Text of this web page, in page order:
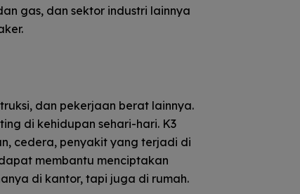
gas, dan sektor industri lainnya
dan pekerjaan berat lainnya.
di kehidupan sehari-hari. K3
cedera, penyakit yang terjadi di
membantu menciptakan
di kantor, tapi juga di rumah.